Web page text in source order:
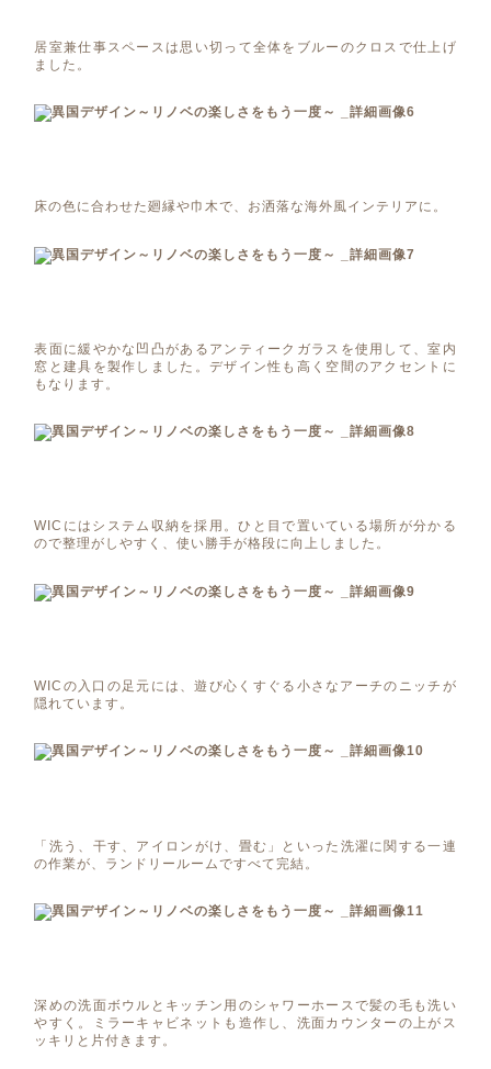
居室兼仕事スペースは思い切って全体をブルーのクロスで仕上げ
ました。
床の色に合わせた廻縁や巾木で、お洒落な海外風インテリアに。
表面に緩やかな凹凸があるアンティークガラスを使用して、室内
窓と建具を製作しました。デザイン性も高く空間のアクセントに
もなります。
WICにはシステム収納を採用。ひと目で置いている場所が分かる
ので整理がしやすく、使い勝手が格段に向上しました。
WICの入口の足元には、遊び心くすぐる小さなアーチのニッチが
隠れています。
「洗う、干す、アイロンがけ、畳む」といった洗濯に関する一連
の作業が、ランドリールームですべて完結。
深めの洗面ボウルとキッチン用のシャワーホースで髪の毛も洗い
やすく。ミラーキャビネットも造作し、洗面カウンターの上がス
ッキリと片付きます。